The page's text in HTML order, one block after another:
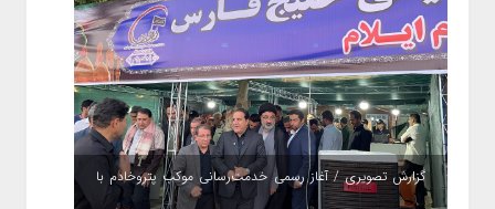
گزارش تصویری / آغاز رسمی خدمت‌رسانی موکب پتروخادم با